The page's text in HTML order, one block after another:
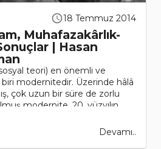
18 Temmuz 2014
Muhafazakârlık-
| Hasan
teori) en önemli ve
modernitedir. Üzerinde hâlâ
çok uzun bir süre de zorlu
modernite, 20. yüzyılın
Devamı..